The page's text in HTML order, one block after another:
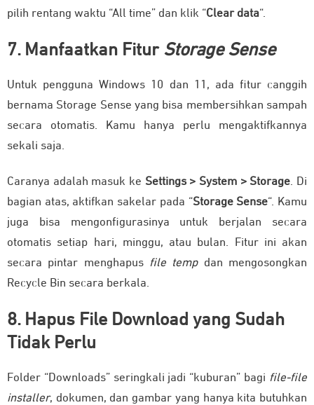
pilih rentang waktu “All time” dan klik “Clear data“.
7. Manfaatkan Fitur Storage Sense
Untuk pengguna Windows 10 dan 11, ada fitur canggih
bernama Storage Sense yang bisa membersihkan sampah
secara otomatis. Kamu hanya perlu mengaktifkannya
sekali saja.
Caranya adalah masuk ke Settings > System > Storage. Di
bagian atas, aktifkan sakelar pada “Storage Sense“. Kamu
juga bisa mengonfigurasinya untuk berjalan secara
otomatis setiap hari, minggu, atau bulan. Fitur ini akan
secara pintar menghapus file tempdan mengosongkan
Recycle Bin secara berkala.
8. Hapus File Download yang Sudah
Tidak Perlu
Folder “Downloads” seringkali jadi “kuburan” bagi file-file
installer, dokumen, dan gambar yang hanya kita butuhkan